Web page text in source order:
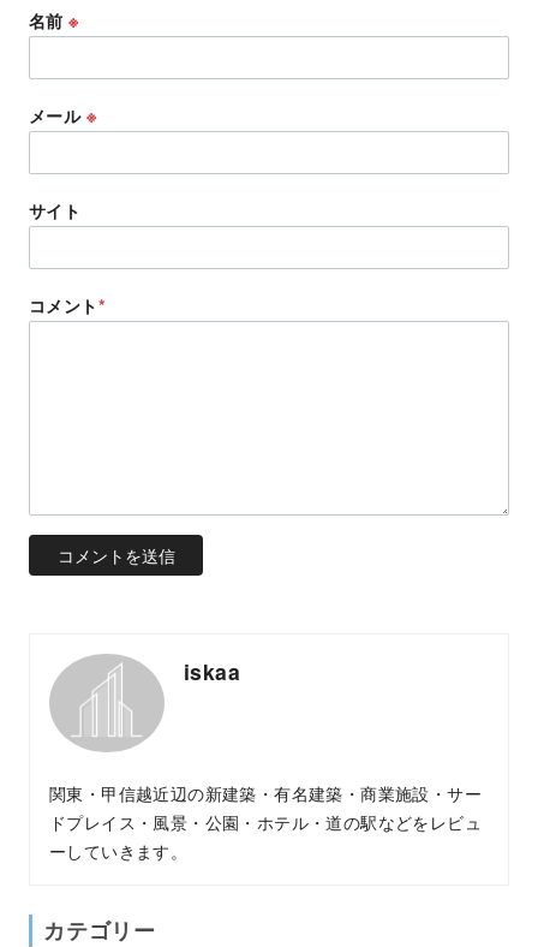
名前※
メール ※
サイト
コメント*
iskaa
関東・甲信越近辺の新建築・有名建築・商業施設・サー
ドプレイス・風景・公園・ホテル・道の駅などをレビュ
ーしていきます。
カテゴリー